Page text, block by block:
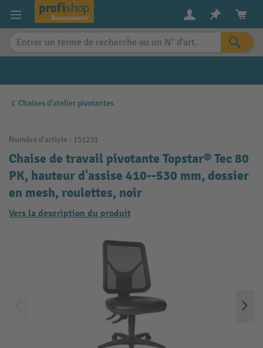
content
Chaises d'atelier pivotantes
Numéro d'article : 151231
Chaise de travail pivotante Topstar® Tec 80
PK, hauteur d'assise 410--530 mm, dossier
en mesh, roulettes, noir
Vers la description du produit